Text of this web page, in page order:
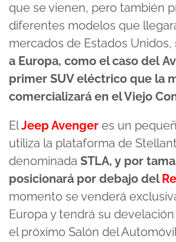
que se vienen, pero también
diferentes modelos que
mercados de Estados Unidos,
a Europa, como el caso del
primer SUV eléctrico que la
comercializará en el Viejo
ElJeep Avenger es un
utiliza la plataforma de
denominada STLA, y por
posicionará por debajo del
momento se venderá
Europa y tendrá su
el próximo Salón del